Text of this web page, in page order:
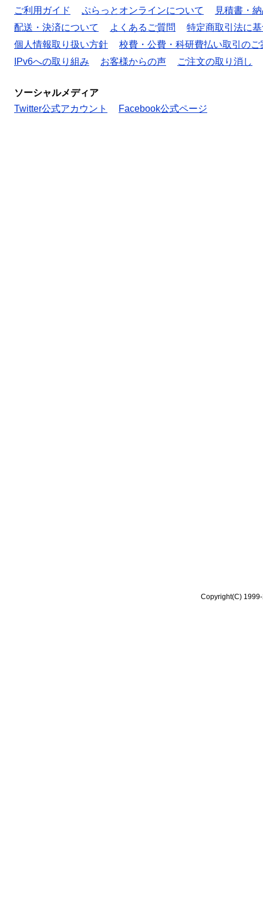
ご利用ガイド
ぷらっとオンラインについて
見積書・
配送・決済について
よくあるご質問
特定商取引法に
個人情報取り扱い方針
校費・公費・科研費払い取引のご
IPv6への取り組み
お客様からの声 ご注文の取り消し
ソーシャルメディア
Twitter公式アカウント
Facebook公式ページ
Copyright(C)